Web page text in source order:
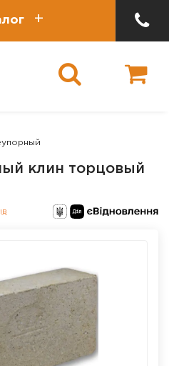
клин торцовый